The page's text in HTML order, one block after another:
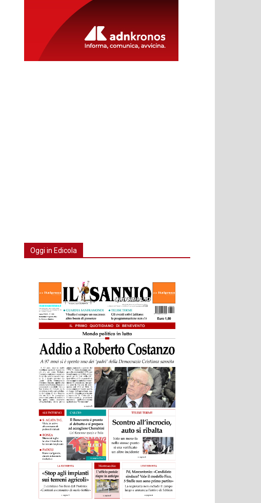
Oggi in Edicola